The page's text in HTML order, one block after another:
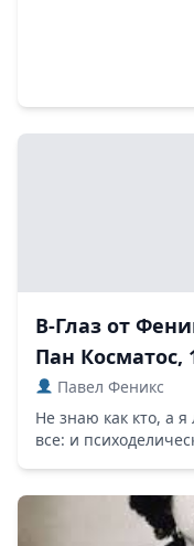
В-Глаз от
Пан Косматос,
Павел Феникс
Не знаю как кто, а
все: и